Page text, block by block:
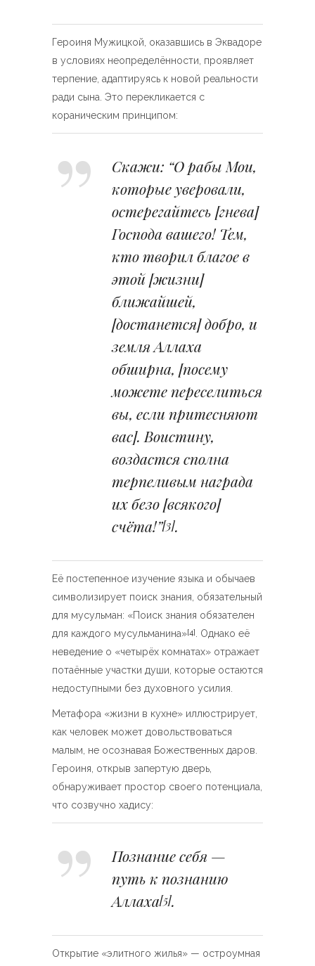
Героиня Мужицкой, оказавшись в Эквадоре
в условиях неопределённости, проявляет
терпение, адаптируясь к новой реальности
ради сына. Это перекликается с
кораническим принципом:
Скажи: “О рабы Мои,
которые уверовали,
остерегайтесь [гнева]
Господа вашего! Тем,
кто творил благое в
этой [жизни]
ближайшей,
[достанется] добро, и
земля Аллаха
обширна, [посему
можете переселиться
вы, если притесняют
вас]. Воистину,
воздастся сполна
терпеливым награда
их безо [всякого]
счёта!”[3].
Её постепенное изучение языка и обычаев
символизирует поиск знания, обязательный
для мусульман: «Поиск знания обязателен
для каждого мусульманина»[4]
. Однако её
неведение о «четырёх комнатах» отражает
потаённые участки души, которые остаются
недоступными без духовного усилия.
Метафора «жизни в кухне» иллюстрирует,
как человек может довольствоваться
малым, не осознавая Божественных даров.
Героиня, открыв запертую дверь,
обнаруживает простор своего потенциала,
что созвучно хадису:
Познание себя —
путь к познанию
Аллаха[5].
Открытие «элитного жилья» — остроумная